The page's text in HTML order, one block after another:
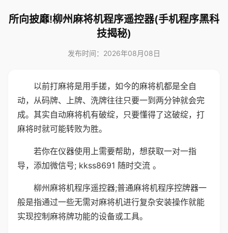
所向披靡!柳州麻将机程序遥控器(手机程序黑科
技揭秘)
发布时间：2026年08月08日
以前打麻将是用手搓，如今的麻将机都是全自
动，从码牌、上牌、洗牌往往只要一到两分钟就会完
成。其实自动麻将机有破绽，只要懂得了这破绽，打
麻将时就可能转败为胜。
若你在仪器使用上需要帮助，想获取一对一指
导，添加微信号; kkss8691 随时交流 。
柳州麻将机程序遥控器;普通麻将机程序控牌器一
般是指通过一些无需对麻将机进行复杂安装操作就能
实现控制麻将牌功能的设备或工具。